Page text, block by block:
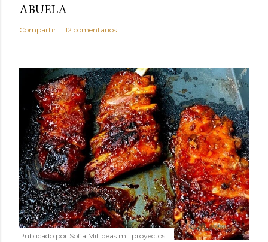
ABUELA
Compartir 12 comentarios
Publicado por Sofía Mil ideas mil proyectos